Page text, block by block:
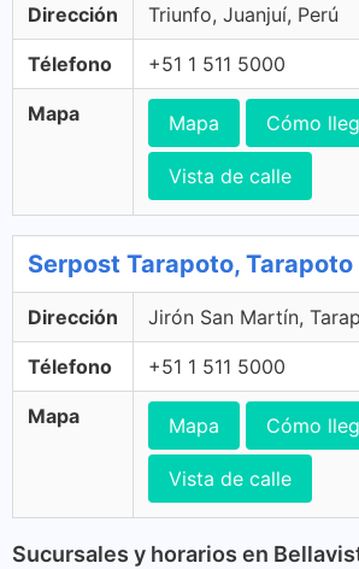
Dirección Triunfo, Juanjuí, Perú
Télefono +51 1 511 5000
Mapa Mapa Cómo
Vista de calle
Serpost Tarapoto, Tarapoto
Dirección Jirón San Martín,
Télefono +51 1 511 5000
Mapa Mapa Cómo
Vista de calle
Sucursales y horarios en